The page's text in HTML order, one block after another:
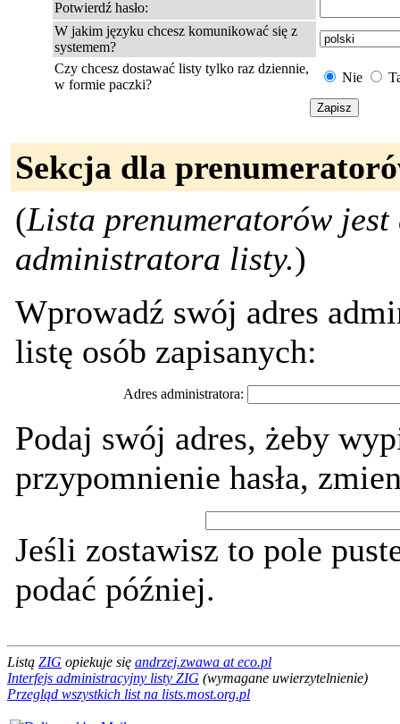
Potwierdź hasło:
W jakim języku chcesz komunikować się z
systemem?
Czy chcesz dostawać listy tylko raz dziennie,
w formie paczki?
Nie
Sekcja dla
(Lista prenumeratorów
administratora listy.)
Wprowadź swój adres
listę osób zapisanych:
Adres administratora:
Podaj swój adres, żeby
przypomnienie hasła,
Jeśli zostawisz to pole
podać później.
Listą ZIG opiekuje się andrzej.zwawa at eco.pl
Interfejs administracyjny listy ZIG (wymagane uwierzytelnienie)
Przegląd wszystkich list na lists.most.org.pl